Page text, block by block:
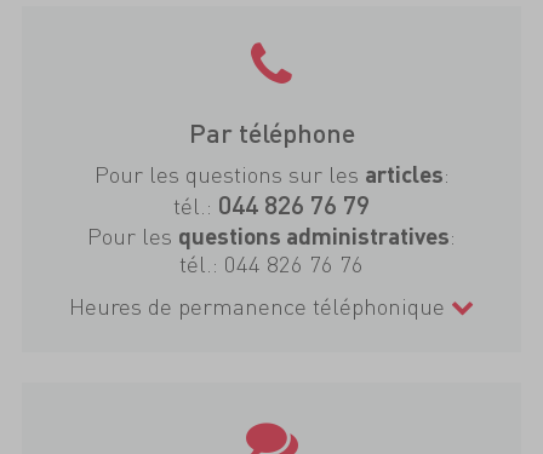
Par téléphone
Pour les questions sur les articles:
tél.: 044 826 76 79
Pour les questions administratives:
tél.: 044 826 76 76
Heures de permanence téléphonique